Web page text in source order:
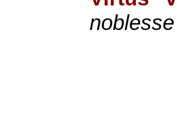
noblesse